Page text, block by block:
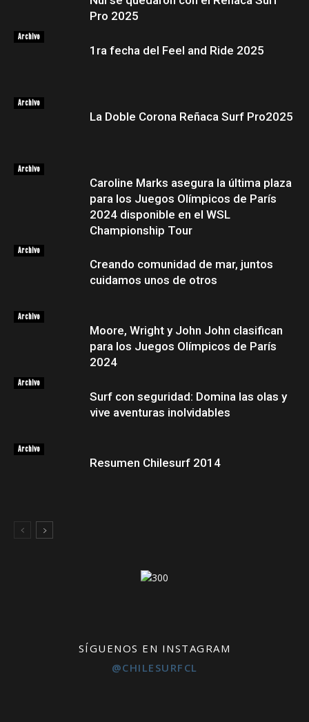
Pro 2025
Archivo
1ra fecha del Feel and Ride 2025
Archivo
La Doble Corona Reñaca Surf Pro2025
Archivo
Caroline Marks asegura la última plaza
para los Juegos Olímpicos de París
2024 disponible en el WSL
Championship Tour
Archivo
Creando comunidad de mar, juntos
cuidamos unos de otros
Archivo
Moore, Wright y John John clasifican
para los Juegos Olímpicos de París
2024
Archivo
Surf con seguridad: Domina las olas y
vive aventuras inolvidables
Archivo
Resumen Chilesurf 2014
SÍGUENOS EN INSTAGRAM
@CHILESURFCL